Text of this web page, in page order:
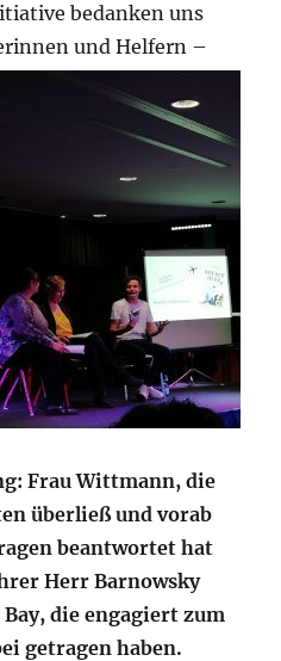
bedanken uns
n und Helfern –
Frau Wittmann, die
überließ und vorab
beantwortet hat
Herr Barnowsky
die engagiert zum
getragen haben.